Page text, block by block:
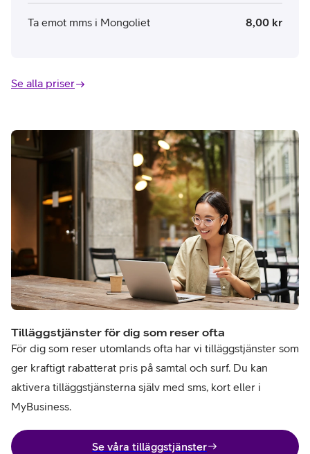
Ta emot mms i Mongoliet 8,00 kr
Se alla priser
Tilläggstjänster för dig som reser ofta
För dig som reser utomlands ofta har vi tilläggstjänster som
ger kraftigt rabatterat pris på samtal och surf. Du kan
aktivera tilläggstjänsterna själv med sms, kort eller i
MyBusiness.
Se våra tilläggstjänster